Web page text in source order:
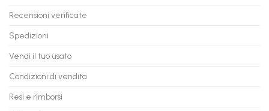
Recensioni verificate
Spedizioni
Vendi il tuo usato
Condizioni di vendita
Resi e rimborsi